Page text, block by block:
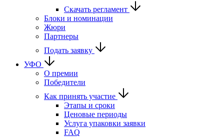
Скачать регламент
Блоки и номинации
Жюри
Партнеры
Подать заявку
УФО
О премии
Победители
Как принять участие
Этапы и сроки
Ценовые периоды
Услуга упаковки заявки
FAQ